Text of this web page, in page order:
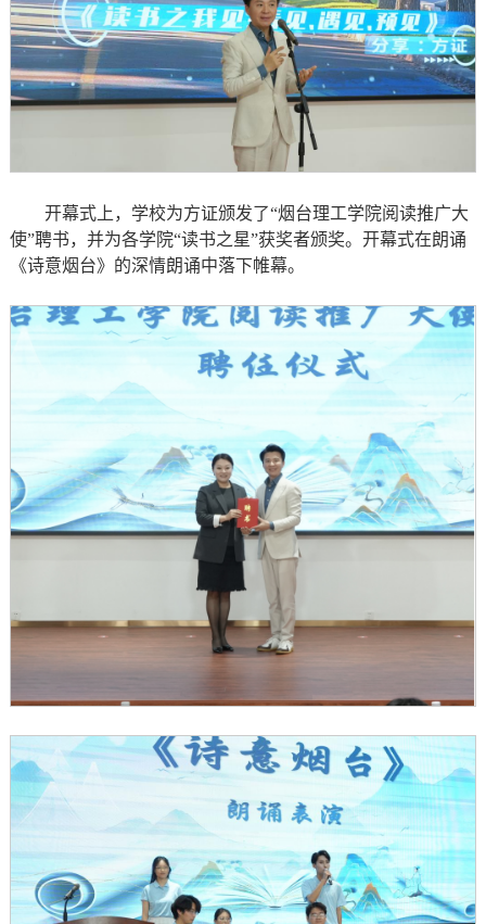
开幕式上，学校为方证颁发了“烟台理工学院阅读推广大
使”聘书，并为各学院“读书之星”获奖者颁奖。开幕式在朗诵
《诗意烟台》的深情朗诵中落下帷幕。